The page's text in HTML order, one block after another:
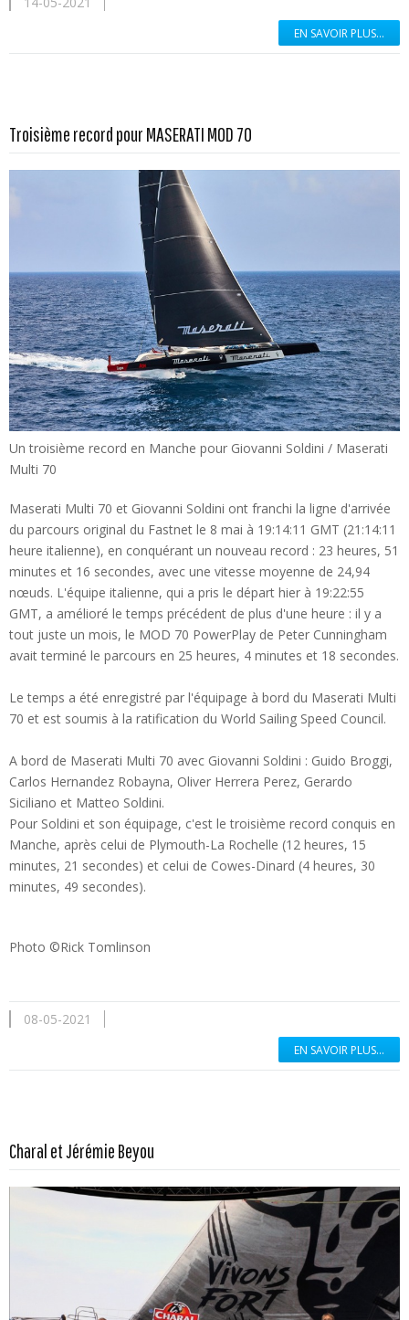
EN SAVOIR PLUS...
Troisième record pour MASERATI MOD 70
Un troisième record en Manche pour Giovanni Soldini / Maserati
Multi 70
Maserati Multi 70 et Giovanni Soldini ont franchi la ligne d'arrivée
du parcours original du Fastnet le 8 mai à 19:14:11 GMT (21:14:11
heure italienne), en conquérant un nouveau record : 23 heures, 51
minutes et 16 secondes, avec une vitesse moyenne de 24,94
nœuds. L'équipe italienne, qui a pris le départ hier à 19:22:55
GMT, a amélioré le temps précédent de plus d'une heure : il y a
tout juste un mois, le MOD 70 PowerPlay de Peter Cunningham
avait terminé le parcours en 25 heures, 4 minutes et 18 secondes.
Le temps a été enregistré par l'équipage à bord du Maserati Multi
70 et est soumis à la ratification du World Sailing Speed Council.
A bord de Maserati Multi 70 avec Giovanni Soldini : Guido Broggi,
Carlos Hernandez Robayna, Oliver Herrera Perez, Gerardo
Siciliano et Matteo Soldini.
Pour Soldini et son équipage, c'est le troisième record conquis en
Manche, après celui de Plymouth-La Rochelle (12 heures, 15
minutes, 21 secondes) et celui de Cowes-Dinard (4 heures, 30
minutes, 49 secondes).
Photo ©Rick Tomlinson
08-05-2021
EN SAVOIR PLUS...
Charal et Jérémie Beyou